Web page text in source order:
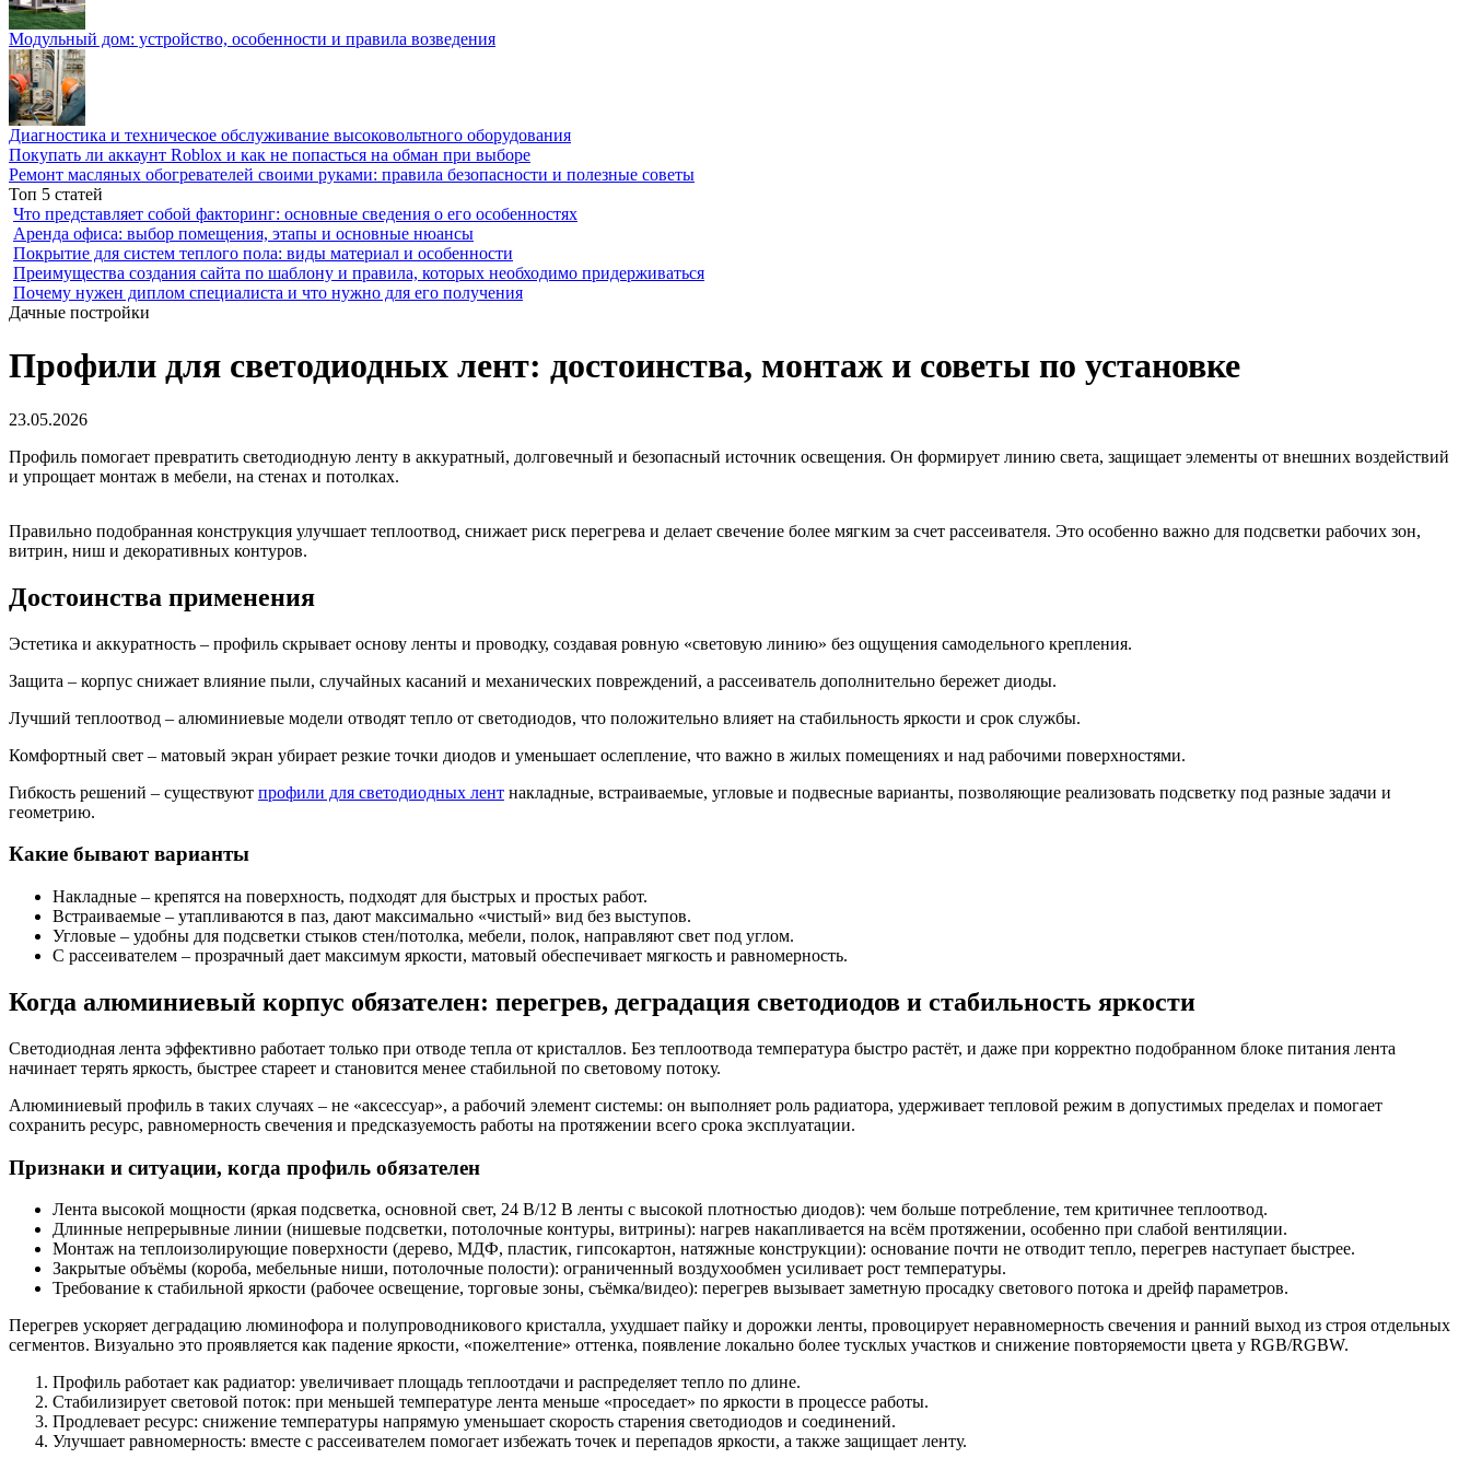
Модульный дом: устройство, особенности и правила возведения
Диагностика и техническое обслуживание высоковольтного оборудования
Покупать ли аккаунт Roblox и как не попасться на обман при выборе
Ремонт масляных обогревателей своими руками: правила безопасности и полезные советы
Топ 5 статей
Что представляет собой факторинг: основные сведения о его особенностях
Аренда офиса: выбор помещения, этапы и основные нюансы
Покрытие для систем теплого пола: виды материал и особенности
Преимущества создания сайта по шаблону и правила, которых необходимо придерживаться
Почему нужен диплом специалиста и что нужно для его получения
Дачные постройки
Профили для светодиодных лент: достоинства, монтаж и советы по установке
23.05.2026
Профиль помогает превратить светодиодную ленту в аккуратный, долговечный и безопасный источник освещения. Он формирует линию света, защищает элементы от внешних воздействий
и упрощает монтаж в мебели, на стенах и потолках.
Правильно подобранная конструкция улучшает теплоотвод, снижает риск перегрева и делает свечение более мягким за счет рассеивателя. Это особенно важно для подсветки рабочих зон,
витрин, ниш и декоративных контуров.
Достоинства применения
Эстетика и аккуратность – профиль скрывает основу ленты и проводку, создавая ровную «световую линию» без ощущения самодельного крепления.
Защита – корпус снижает влияние пыли, случайных касаний и механических повреждений, а рассеиватель дополнительно бережет диоды.
Лучший теплоотвод – алюминиевые модели отводят тепло от светодиодов, что положительно влияет на стабильность яркости и срок службы.
Комфортный свет – матовый экран убирает резкие точки диодов и уменьшает ослепление, что важно в жилых помещениях и над рабочими поверхностями.
Гибкость решений – существуют профили для светодиодных лент накладные, встраиваемые, угловые и подвесные варианты, позволяющие реализовать подсветку под разные задачи и
геометрию.
Какие бывают варианты
Накладные – крепятся на поверхность, подходят для быстрых и простых работ.
Встраиваемые – утапливаются в паз, дают максимально «чистый» вид без выступов.
Угловые – удобны для подсветки стыков стен/потолка, мебели, полок, направляют свет под углом.
С рассеивателем – прозрачный дает максимум яркости, матовый обеспечивает мягкость и равномерность.
Когда алюминиевый корпус обязателен: перегрев, деградация светодиодов и стабильность яркости
Светодиодная лента эффективно работает только при отводе тепла от кристаллов. Без теплоотвода температура быстро растёт, и даже при корректно подобранном блоке питания лента
начинает терять яркость, быстрее стареет и становится менее стабильной по световому потоку.
Алюминиевый профиль в таких случаях – не «аксессуар», а рабочий элемент системы: он выполняет роль радиатора, удерживает тепловой режим в допустимых пределах и помогает
сохранить ресурс, равномерность свечения и предсказуемость работы на протяжении всего срока эксплуатации.
Признаки и ситуации, когда профиль обязателен
Лента высокой мощности (яркая подсветка, основной свет, 24 В/12 В ленты с высокой плотностью диодов): чем больше потребление, тем критичнее теплоотвод.
Длинные непрерывные линии (нишевые подсветки, потолочные контуры, витрины): нагрев накапливается на всём протяжении, особенно при слабой вентиляции.
Монтаж на теплоизолирующие поверхности (дерево, МДФ, пластик, гипсокартон, натяжные конструкции): основание почти не отводит тепло, перегрев наступает быстрее.
Закрытые объёмы (короба, мебельные ниши, потолочные полости): ограниченный воздухообмен усиливает рост температуры.
Требование к стабильной яркости (рабочее освещение, торговые зоны, съёмка/видео): перегрев вызывает заметную просадку светового потока и дрейф параметров.
Перегрев ускоряет деградацию люминофора и полупроводникового кристалла, ухудшает пайку и дорожки ленты, провоцирует неравномерность свечения и ранний выход из строя отдельных
сегментов. Визуально это проявляется как падение яркости, «пожелтение» оттенка, появление локально более тусклых участков и снижение повторяемости цвета у RGB/RGBW.
Профиль работает как радиатор: увеличивает площадь теплоотдачи и распределяет тепло по длине.
Стабилизирует световой поток: при меньшей температуре лента меньше «проседает» по яркости в процессе работы.
Продлевает ресурс: снижение температуры напрямую уменьшает скорость старения светодиодов и соединений.
Улучшает равномерность: вместе с рассеивателем помогает избежать точек и перепадов яркости, а также защищает ленту.